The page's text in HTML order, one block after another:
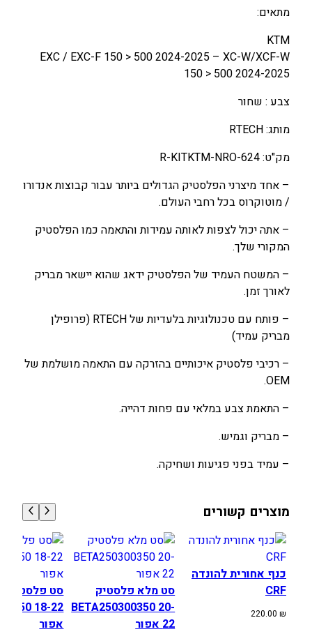
.
0
₪
.
.
.
K
M
1
5
-
5
0
-
2
5
ח
ו
מתאים:
KTM
EXC / EXC-F 150 > 500 2024-2025 – XC-W/XCF-W
150 > 500 2024-2025
צבע : שחור
מותג: RTECH
מק"ט: R-KITKTM-NRO-624
– אחד מיצרני הפלסטיק הגדולים ביותר עבור קבוצות אנדורו
/ מוטוקרוס בכל רחבי העולם.
– אתה יכול לצפות לאותה עמידות והתאמה כמו הפלסטיק
המקורי שלך.
– המשטח העמיד של הפלסטיק ידאג שהוא יישאר מבריק
לאורך זמן.
– פותח עם טכנולוגיות בלעדיות של RTECH (פרופילן
מבריק עמיד)
– רכיבי פלסטיק איכותיים בהזרקה עם התאמה מושלמת של
OEM.
– התאמת צבע במלאי עם פחות דהייה.
– מבריק וגמיש.
– עמיד בפני פגיעות ושחיקה.
מוצרים קשורים
כנף אחורית להונדה
CRF
220.00 ₪
סט מלא פלסטיק
BETA250300350 20-
22 אפור
350 18-22
אפור